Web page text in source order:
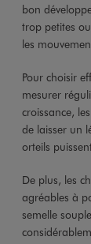
bon
trop petites
les
Pour choisir
mesurer
croissance,
de laisser un
orteils
De plus, les
agréables à
semelle